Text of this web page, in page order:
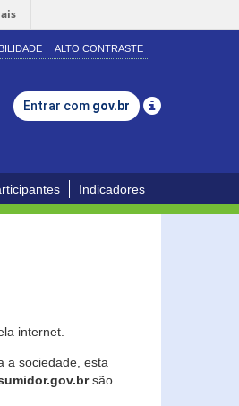
ALTO CONTRASTE
Entrar com gov.br
Indicadores
internet.
a sociedade, esta
são